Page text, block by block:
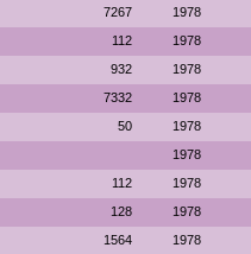
7267 1978
112 1978
932 1978
7332 1978
50 1978
1978
112 1978
128 1978
1564 1978